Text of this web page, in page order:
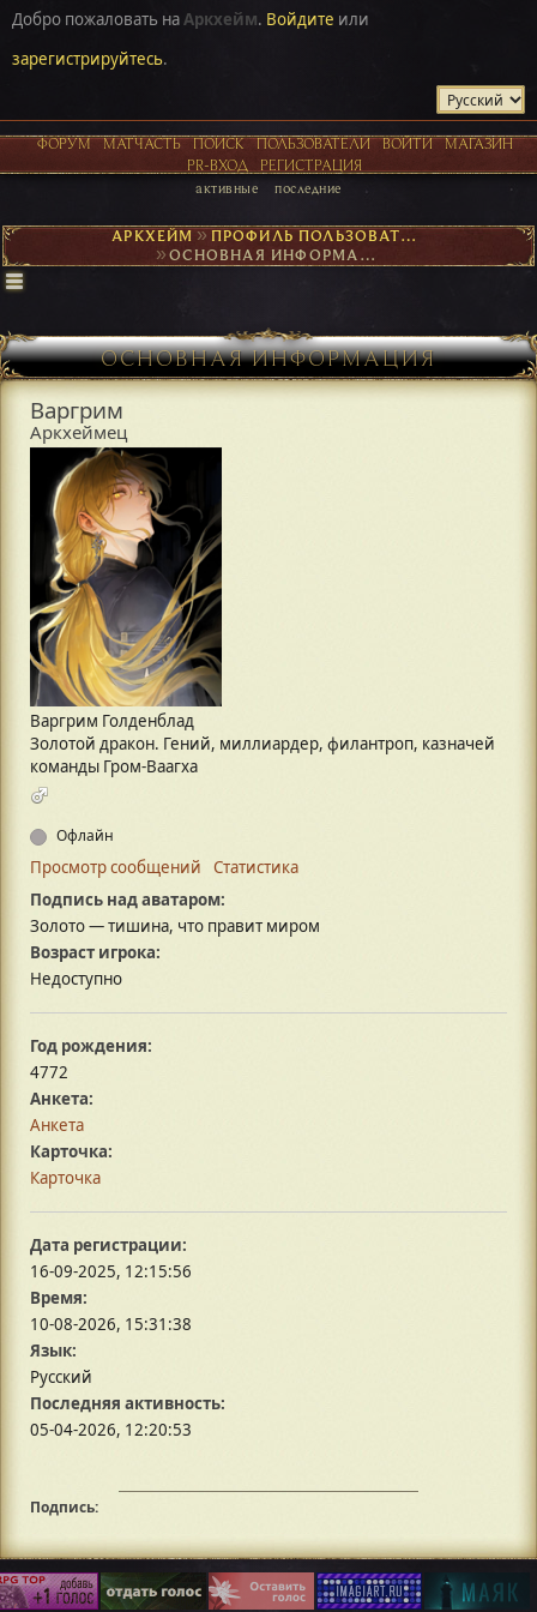
Добро пожаловать наАркхейм. Войдите или
зарегистрируйтесь.
ФОРУМ МАТЧАСТЬ ПОИСК ПОЛЬЗОВАТЕЛИ ВОЙТИ
МАГАЗИН
PR-ВХОД
РЕГИСТРАЦИЯ
активные последние
АРКХЕЙМ► ПРОФИЛЬ ПОЛЬЗОВАТЕЛЯ ВАРГРИМ
► ОСНОВНАЯ ИНФОРМАЦИЯ
ОСНОВНАЯ ИНФОРМАЦИЯ
Варгрим
Аркхеймец
Варгрим Голденблад
Золотой дракон. Гений, миллиардер, филантроп, казначей
команды Гром-Ваагха
Офлайн
Просмотр сообщений
Статистика
Подпись над аватаром:
Золото — тишина, что правит миром
Возраст игрока:
Недоступно
Год рождения:
4772
Анкета:
Анкета
Карточка:
Карточка
Дата регистрации:
16-09-2025, 12:15:56
Время:
10-08-2026, 15:31:38
Язык:
Русский
Последняя активность:
05-04-2026, 12:20:53
Подпись: